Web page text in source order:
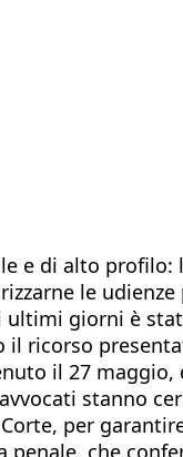
e di alto profilo:
le
ultimi giorni è
ricorso
il 27 maggio,
stanno
per
che